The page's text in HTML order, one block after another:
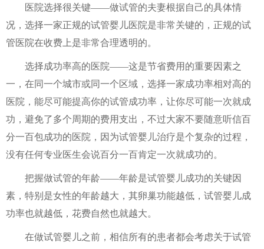
医院选择很关键——做试管的夫妻根据自己的具体情
况，选择一家正规的试管婴儿医院是非常关键的，正规的试
管医院在收费上是非常合理透明的。
选择成功率高的医院——这是节省费用的重要因素之
一，在同一个城市或同一个区域，选择一家成功率相对高的
医院，能尽可能提高你的试管成功率，让你尽可能一次就成
功，避免了多个周期的费用支出，不过大家不要随意听信百
分一百包成功的医院，因为试管婴儿治疗是个复杂的过程，
没有任何专业医生会说百分一百肯定一次就成功的。
把握做试管的年龄——年龄是试管婴儿成功的关键因
素，特别是女性的年龄越大，其卵巢功能越低，试管婴儿成
功率也就越低，花费自然也就越大。
在做试管婴儿之前，相信所有的患者都会考虑关于试管